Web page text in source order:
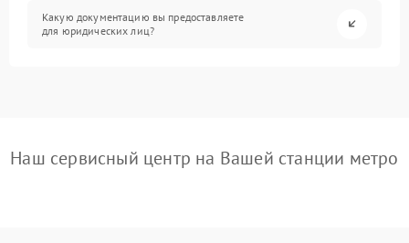
Какую документацию вы предоставляете
для юридических лиц?
Наш сервисный центр на Вашей станции метро